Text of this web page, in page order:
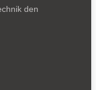
den